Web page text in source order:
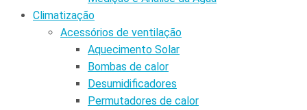
Climatização
Acessórios de ventilação
Aquecimento Solar
Bombas de calor
Desumidificadores
Permutadores de calor